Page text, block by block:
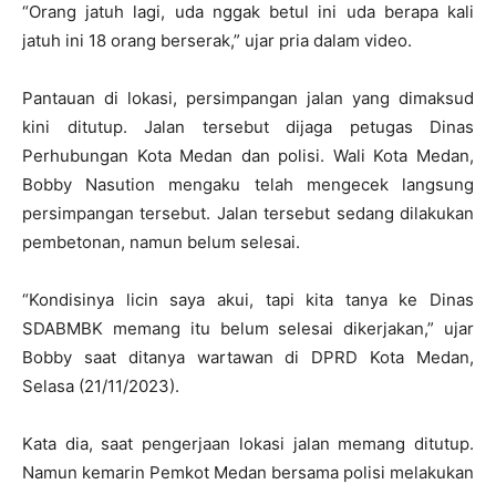
“Orang jatuh lagi, uda nggak betul ini uda berapa kali
jatuh ini 18 orang berserak,” ujar pria dalam video.
Pantauan di lokasi, persimpangan jalan yang dimaksud
kini ditutup. Jalan tersebut dijaga petugas Dinas
Perhubungan Kota Medan dan polisi. Wali Kota Medan,
Bobby Nasution mengaku telah mengecek langsung
persimpangan tersebut. Jalan tersebut sedang dilakukan
pembetonan, namun belum selesai.
“Kondisinya licin saya akui, tapi kita tanya ke Dinas
SDABMBK memang itu belum selesai dikerjakan,” ujar
Bobby saat ditanya wartawan di DPRD Kota Medan,
Selasa (21/11/2023).
Kata dia, saat pengerjaan lokasi jalan memang ditutup.
Namun kemarin Pemkot Medan bersama polisi melakukan